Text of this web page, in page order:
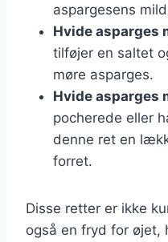
aspargesens
Hvide asparges
tilføjer en saltet
møre asparges.
Hvide asparges
pocherede eller
denne ret en
forret.
Disse retter er ikke
også en fryd for øjet,